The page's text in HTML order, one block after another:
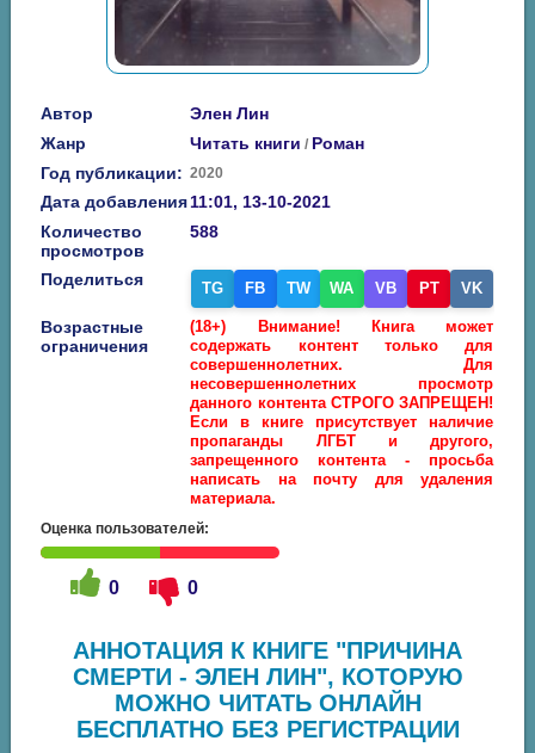
Автор
Элен Лин
Жанр
Читать книги / Роман
Год публикации: 2020
Дата добавления11:01, 13-10-2021
Количество
просмотров
588
Поделиться TG FB TW WA VB PT VK
Возрастные
ограничения
(18+) Внимание! Книга может
содержать контент только для
совершеннолетних. Для
несовершеннолетних просмотр
данного контента СТРОГО ЗАПРЕЩЕН!
Если в книге присутствует наличие
пропаганды ЛГБТ и другого,
запрещенного контента - просьба
написать на почту для удаления
материала.
Оценка пользователей:
0 0
АННОТАЦИЯ К КНИГЕ "ПРИЧИНА
СМЕРТИ - ЭЛЕН ЛИН", КОТОРУЮ
МОЖНО ЧИТАТЬ ОНЛАЙН
БЕСПЛАТНО БЕЗ РЕГИСТРАЦИИ